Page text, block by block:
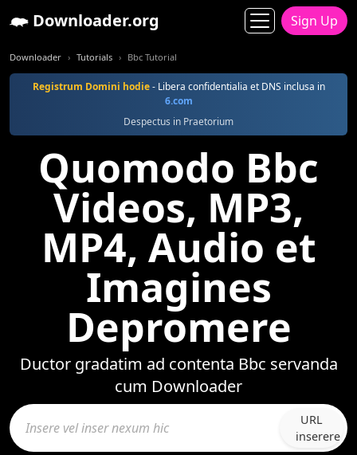
Downloader.org Sign Up
Downloader Tutorials Bbc Tutorial
Registrum Domini hodie- Libera confidentialia et DNS inclusa in
6.com
Despectus in Praetorium
Quomodo Bbc
Videos, MP3,
MP4, Audio et
Imagines
Depromere
Ductor gradatim ad contenta Bbc servanda
cum Downloader
URL
inserere